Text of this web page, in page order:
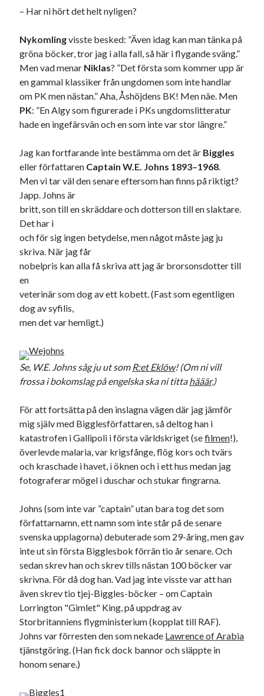
Egna länkar
Den stora bloggläsarvärvsveckan
Godisbrödet från himlen
Köttfärslimpan på allas läppar
Länkskolan
Lotten som Sommarpratare (i fantasin alltså: grupp på FB)
Vad ska du laga för mat idag? (Recept!)
Meta
Flöde för kommentarer
Pejpalla!
Swish: 070-8885542
– Har ni hört det helt nyligen?
Nykomlingvisste besked: ”Även idag kan man tänka på
gröna böcker, tror jag i alla fall, så här i flygande sväng.”
Men vad menar Niklas? ”Det första som kommer upp är
en gammal klassiker från ungdomen som inte handlar
om PK men nästan.” Aha, Åshöjdens BK! Men näe. Men
PK: ”En Algy som figurerade i PKs ungdomslitteratur
hade en ingefärsvän och en som inte var stor längre.”
Jag kan fortfarande inte bestämma om det är Biggles
eller författaren Captain W.E. Johns 1893–1968.
Men vi tar väl den senare eftersom han finns på riktigt?
Japp. Johns är
britt, son till en skräddare och dotterson till en slaktare.
Det har i
och för sig ingen betydelse, men något måste jag ju
skriva. När jag får
nobelpris kan alla få skriva att jag är brorsonsdotter till
en
veterinär som dog av ett kobett. (Fast som egentligen
dog av syfilis,
men det var hemligt.)
Se, W.E. Johns såg ju ut som R:et Eklöw! (Om ni vill
frossa i bokomslag på engelska ska ni tittahääär.)
För att fortsätta på den inslagna vägen där jag jämför
mig själv med Bigglesförfattaren, så deltog han i
katastrofen i Gallipoli i första världskriget (sefilmen!),
överlevde malaria, var krigsfånge, flög kors och tvärs
och kraschade i havet, i öknen och i ett hus medan jag
fotograferar mögel i duschar och stukar fingrarna.
Johns (som inte var ”captain” utan bara tog det som
författarnamn, ett namn som inte står på de senare
svenska upplagorna) debuterade som 29-åring, men gav
inte ut sin första Bigglesbok förrän tio år senare. Och
sedan skrev han och skrev tills nästan 100 böcker var
skrivna. För då dog han. Vad jag inte visste var att han
även skrev tio tjej-Biggles-böcker – om Captain
Lorrington "Gimlet" King, på uppdrag av
Storbritanniens flygministerium (kopplat till RAF).
Johns var förresten den som nekade Lawrence of Arabia
tjänstgöring. (Han fick dock bannor och släppte in
honom senare.)